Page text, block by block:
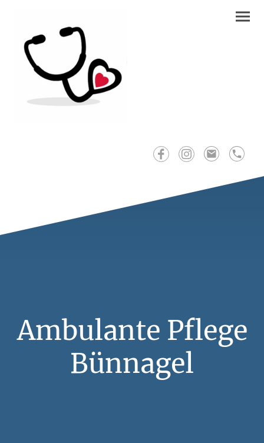
Ambulante Pflege
Bünnagel